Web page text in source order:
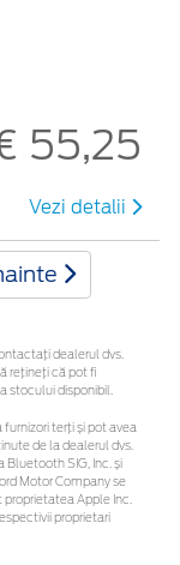
55,25
Vezi detalii
dealerul dvs.
rețineți că pot fi
stocului disponibil.
terți și pot avea
de la dealerul dvs.
Bluetooth SIG, Inc. și
Motor Company se
Apple Inc.
proprietari